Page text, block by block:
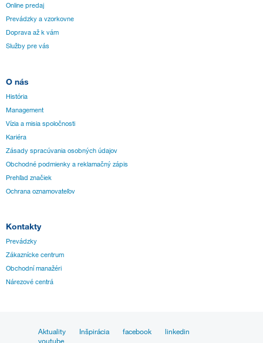
Online predaj
Prevádzky a vzorkovne
Doprava až k vám
Služby pre vás
O nás
História
Management
Vízia a misia spoločnosti
Kariéra
Zásady spracúvania osobných údajov
Obchodné podmienky a reklamačný zápis
Prehľad značiek
Ochrana oznamovateľov
Kontakty
Prevádzky
Zákaznícke centrum
Obchodní manažéri
Nárezové centrá
Aktuality Inšpirácia facebook
linkedin
youtube